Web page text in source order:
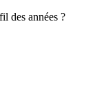
des années ?